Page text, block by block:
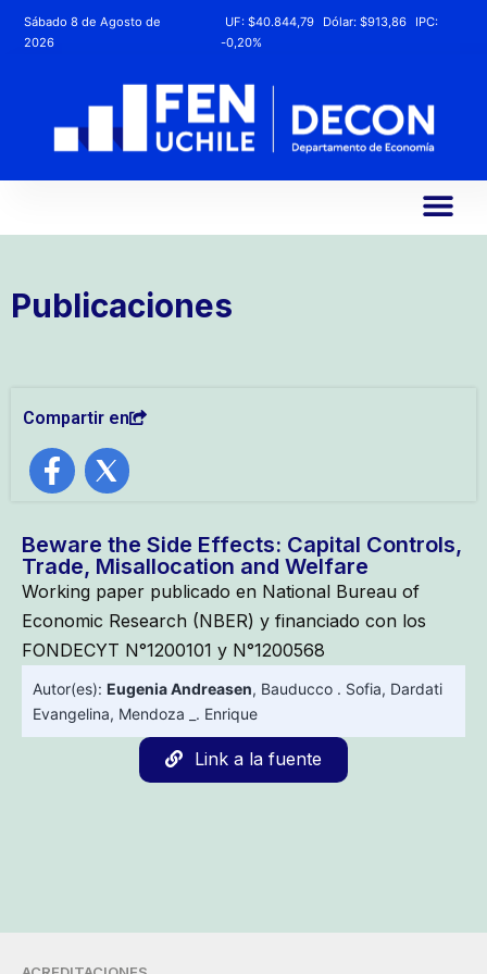
Sábado 8 de Agosto de
2026
UF:$40.844,79 Dólar:$913,86
IPC:
-0,20%
Publicaciones
Compartir en
Beware the Side Effects: Capital Controls,
Trade, Misallocation and Welfare
Working paper publicado en National Bureau of
Economic Research (NBER) y financiado con los
FONDECYT N°1200101 y N°1200568
Autor(es): Eugenia Andreasen, Bauducco . Sofia, Dardati
Evangelina, Mendoza _. Enrique
Link a la fuente